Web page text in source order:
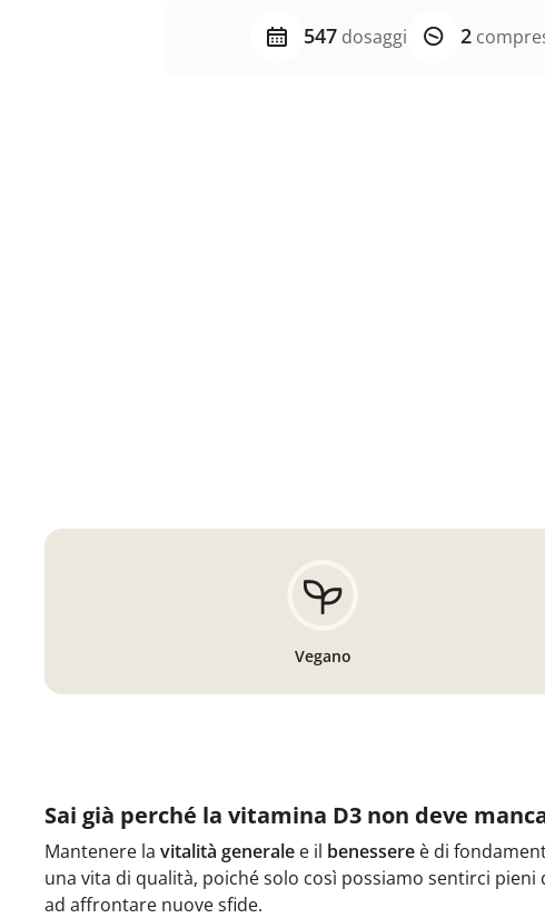
547dosaggi 2
Vegano
Sai già perché la vitamina D3 non deve
Mantenere la vitalità generale e il benessere è di
una vita di qualità, poiché solo così possiamo sentirci pieni
ad affrontare nuove sfide.